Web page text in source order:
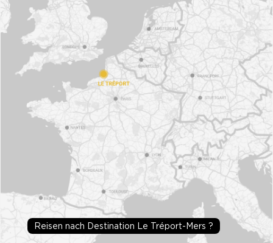
Reisen nach Destination Le Tréport-Mers ?